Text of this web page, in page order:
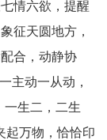
情六欲，提醒
征天圆地方，
合，动静协
主动一从动，
一生二，二生
起万物，恰恰印